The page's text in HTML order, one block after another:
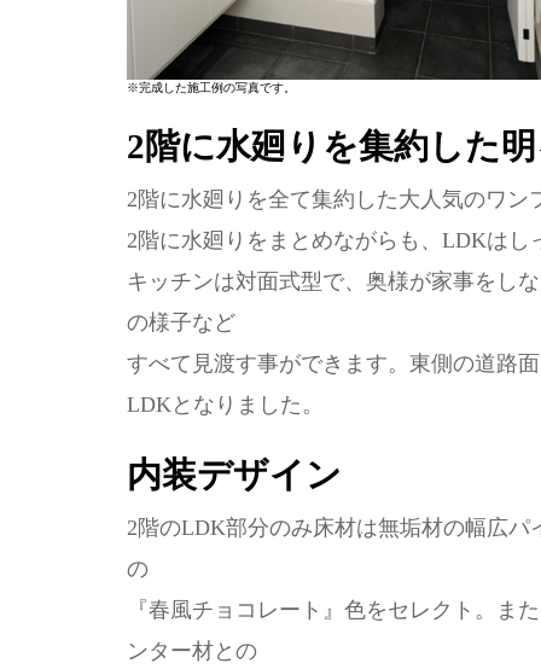
※完成した施工例の写真です。
2階に水廻りを集約した
2階に水廻りを全て集約した大人気のワン
2階に水廻りをまとめながらも、LDKはし
キッチンは対面式型で、奥様が家事をし
の様子など
すべて見渡す事ができます。東側の道路
LDKとなりました。
内装デザイン
2階のLDK部分のみ床材は無垢材の幅広
の
『春風チョコレート』色をセレクト。ま
ンター材との